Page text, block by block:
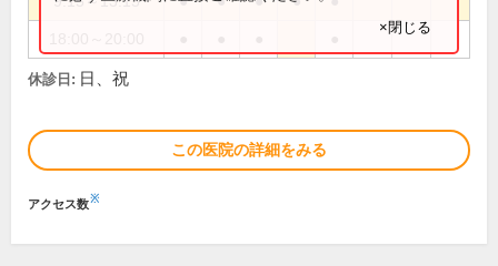
×閉じる
休診日: 日、祝
この医院の詳細をみる
アクセス数※